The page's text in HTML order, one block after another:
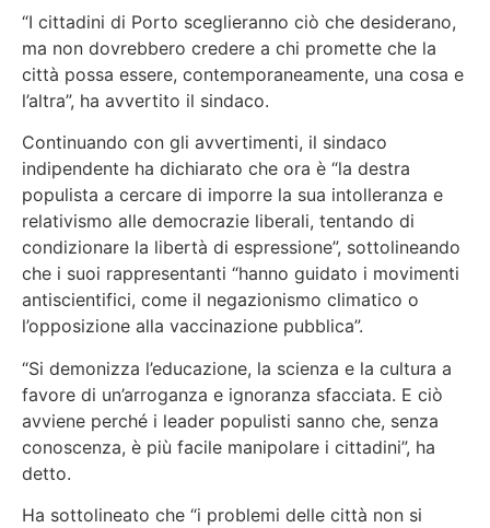
“I cittadini di Porto sceglieranno ciò che desiderano,
ma non dovrebbero credere a chi promette che la
città possa essere, contemporaneamente, una cosa e
l’altra”, ha avvertito il sindaco.
Continuando con gli avvertimenti, il sindaco
indipendente ha dichiarato che ora è “la destra
populista a cercare di imporre la sua intolleranza e
relativismo alle democrazie liberali, tentando di
condizionare la libertà di espressione”, sottolineando
che i suoi rappresentanti “hanno guidato i movimenti
antiscientifici, come il negazionismo climatico o
l’opposizione alla vaccinazione pubblica”.
“Si demonizza l’educazione, la scienza e la cultura a
favore di un’arroganza e ignoranza sfacciata. E ciò
avviene perché i leader populisti sanno che, senza
conoscenza, è più facile manipolare i cittadini”, ha
detto.
Ha sottolineato che “i problemi delle città non si